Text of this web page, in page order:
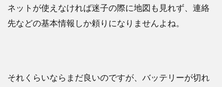
ネットが使えなければ迷子の際に地図も見れず、連絡
先などの基本情報しか頼りになりませんよね。
それくらいならまだ良いのですが、バッテリーが切れ